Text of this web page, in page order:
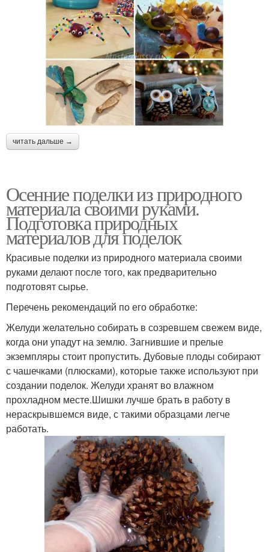
читать дальше →
Осенние поделки из природного
материала своими руками.
Подготовка природных
материалов для поделок
Красивые поделки из природного материала своими
руками делают после того, как предварительно
подготовят сырье.
Перечень рекомендаций по его обработке:
Желуди желательно собирать в созревшем свежем виде,
когда они упадут на землю. Загнившие и прелые
экземпляры стоит пропустить. Дубовые плоды собирают
с чашечками (плюсками), которые также используют при
создании поделок. Желуди хранят во влажном
прохладном месте.Шишки лучше брать в работу в
нераскрывшемся виде, с такими образцами легче
работать.